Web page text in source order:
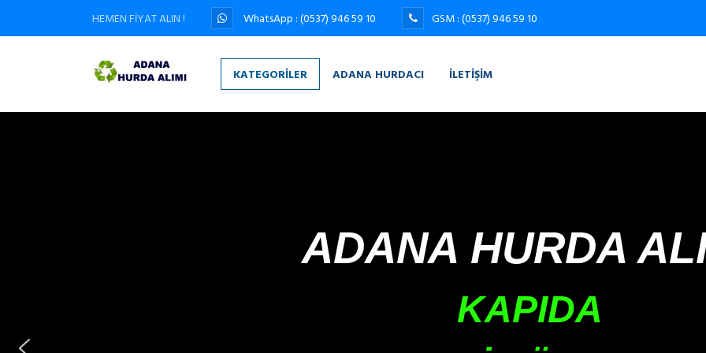
HEMEN FİYAT ALIN ! WhatsApp : (0537) 946 59 10 GSM : (0537) 946 59 10
KATEGORILER ADANA HURDACI İLETIŞIM
ADANA HURDA
KAPIDA